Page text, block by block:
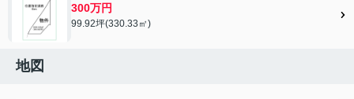
300万円
99.92坪(330.33㎡)
地図